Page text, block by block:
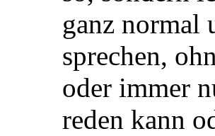
ganz normal
sprechen,
oder immer
reden kann